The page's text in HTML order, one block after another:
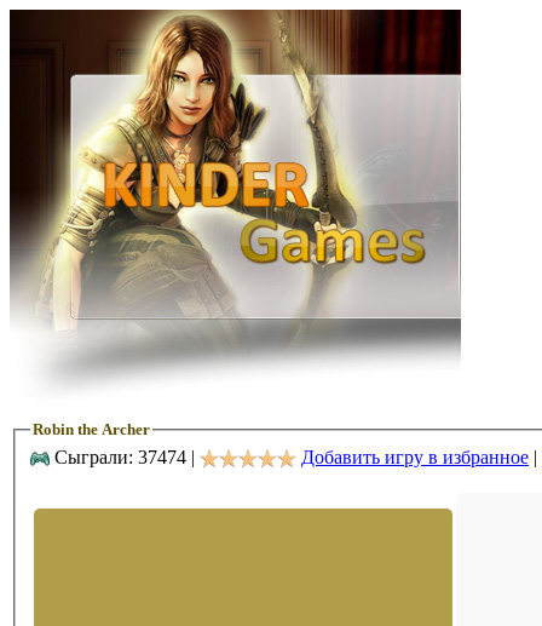
Robin the Archer
Сыграли: 37474 | Добавить игру в избранное |